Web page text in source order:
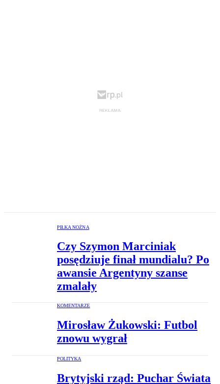
PIŁKA NOŻNA
Czy Szymon Marciniak
posędziuje finał mundialu? Po
awansie Argentyny szanse
zmalały
KOMENTARZE
Mirosław Żukowski: Futbol
znowu wygrał
POLITYKA
Brytyjski rząd: Puchar Świata